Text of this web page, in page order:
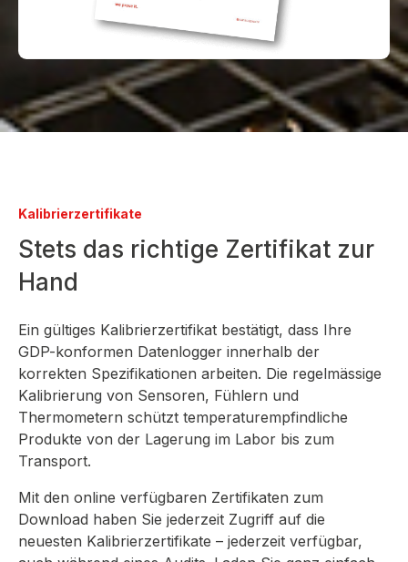
Kalibrierzertifikate
Stets das richtige Zertifikat zur
Hand
Ein gültiges Kalibrierzertifikat bestätigt, dass Ihre
GDP-konformen Datenlogger innerhalb der
korrekten Spezifikationen arbeiten. Die regelmässige
Kalibrierung von Sensoren, Fühlern und
Thermometern schützt temperaturempfindliche
Produkte von der Lagerung im Labor bis zum
Transport.
Mit den online verfügbaren Zertifikaten zum
Download haben Sie jederzeit Zugriff auf die
neuesten Kalibrierzertifikate – jederzeit verfügbar,